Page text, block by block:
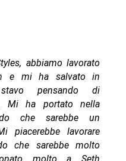
abbiamo lavorato
e mi ha salvato in
pensando di
Mi ha portato nella
che sarebbe un
piacerebbe lavorare
che sarebbe molto